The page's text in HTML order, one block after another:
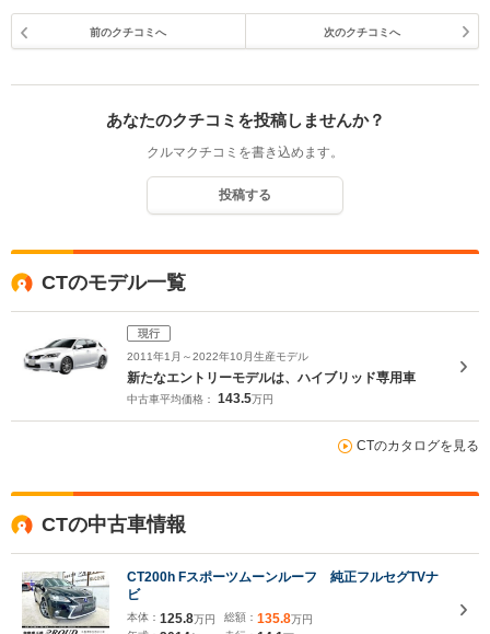
前のクチコミへ 次のクチコミへ
あなたのクチコミを投稿しませんか？
クルマクチコミを書き込めます。
投稿する
CTのモデル一覧
現行
2011年1月～2022年10月生産モデル
新たなエントリーモデルは、ハイブリッド専用車
中古車平均価格： 143.5万円
CTのカタログを見る
CTの中古車情報
CT200h Fスポーツムーンルーフ 純正フルセグTVナ
ビ
本体： 125.8万円
総額： 135.8万円